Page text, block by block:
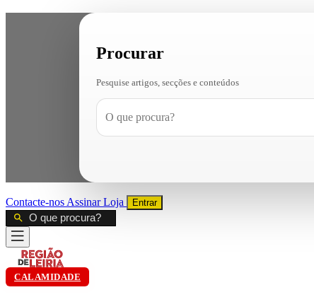
Procurar
Pesquise artigos, secções e conteúdos
Contacte-nos AssinarLoja Entrar
CALAMIDADE